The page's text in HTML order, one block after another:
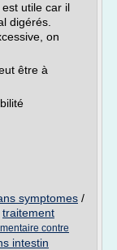
utile car il
digérés.
on
être à
symptomes /
traitement
contre
intestin